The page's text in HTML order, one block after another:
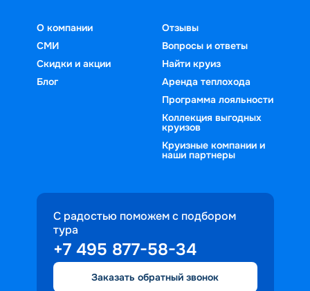
О компании
СМИ
Скидки и акции
Блог
Отзывы
Вопросы и ответы
Найти круиз
Аренда теплохода
Программа лояльности
Коллекция выгодных
круизов
Круизные компании и
наши партнеры
С радостью поможем с подбором
тура
+7 495 877-58-34
Заказать обратный звонок